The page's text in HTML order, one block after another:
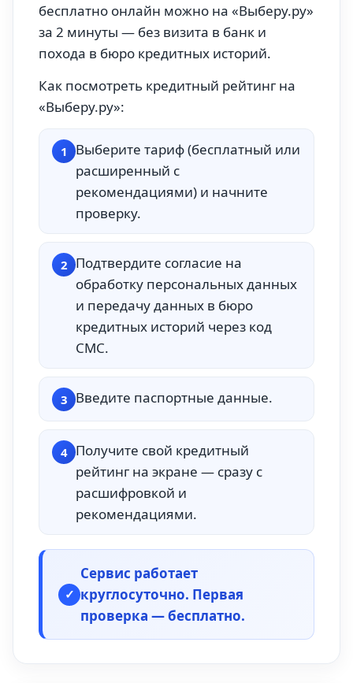
бесплатно онлайн можно на «Выберу.ру»
за 2 минуты — без визита в банк и
похода в бюро кредитных историй.
Как посмотреть кредитный рейтинг на
«Выберу.ру»:
1
Выберите тариф (бесплатный или
расширенный с
рекомендациями) и начните
проверку.
2 Подтвердите согласие на
обработку персональных данных
и передачу данных в бюро
кредитных историй через код
СМС.
3 Введите паспортные данные.
4 Получите свой кредитный
рейтинг на экране — сразу с
расшифровкой и
рекомендациями.
✓
Сервис работает
круглосуточно. Первая
проверка — бесплатно.